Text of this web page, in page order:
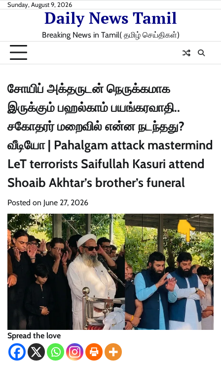
SkipSunday, August 9, 2026
Daily News Tamil
Breaking News in Tamil( தமிழ் செய்திகள்)
சோயிப் அக்தருடன் நெருக்கமாக
இருக்கும் பஹல்காம் பயங்கரவாதி..
சகோதரர் மறைவில் என்ன நடந்தது?
வீடியோ | Pahalgam attack mastermind
LeT terrorists Saifullah Kasuri attend
Shoaib Akhtar’s brother’s funeral
Posted on June 27, 2026
Spread the love